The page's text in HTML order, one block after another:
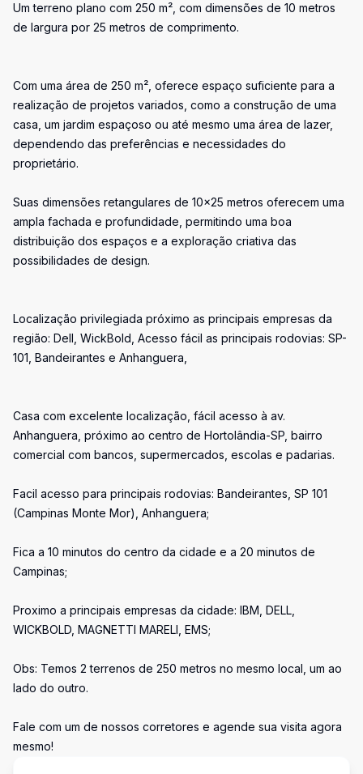
Um terreno plano com 250 m², com dimensões de 10 metros
de largura por 25 metros de comprimento.
Com uma área de 250 m², oferece espaço suficiente para a
realização de projetos variados, como a construção de uma
casa, um jardim espaçoso ou até mesmo uma área de lazer,
dependendo das preferências e necessidades do
proprietário.
Suas dimensões retangulares de 10x25 metros oferecem uma
ampla fachada e profundidade, permitindo uma boa
distribuição dos espaços e a exploração criativa das
possibilidades de design.
Localização privilegiada próximo as principais empresas da
região: Dell, WickBold, Acesso fácil as principais rodovias: SP-
101, Bandeirantes e Anhanguera,
Casa com excelente localização, fácil acesso à av.
Anhanguera, próximo ao centro de Hortolândia-SP, bairro
comercial com bancos, supermercados, escolas e padarias.
Facil acesso para principais rodovias: Bandeirantes, SP 101
(Campinas Monte Mor), Anhanguera;
Fica a 10 minutos do centro da cidade e a 20 minutos de
Campinas;
Proximo a principais empresas da cidade: IBM, DELL,
WICKBOLD, MAGNETTI MARELI, EMS;
Obs: Temos 2 terrenos de 250 metros no mesmo local, um ao
lado do outro.
Fale com um de nossos corretores e agende sua visita agora
mesmo!